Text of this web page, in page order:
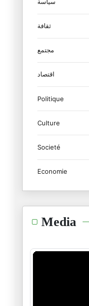
ثقافة
مجتمع
اقتصاد
Politique
Culture
Societé
Economie
Media